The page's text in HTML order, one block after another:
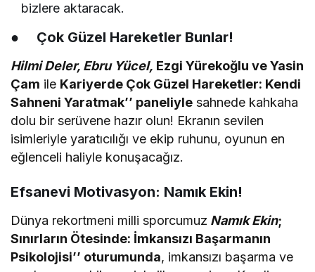
bizlere aktaracak.
● Çok Güzel Hareketler Bunlar!
Hilmi Deler, Ebru Yücel, Ezgi Yürekoğlu ve Yasin
Çam ile Kariyerde Çok Güzel Hareketler: Kendi
Sahneni Yaratmak’’ paneliyle sahnede kahkaha
dolu bir serüvene hazır olun! Ekranın sevilen
isimleriyle yaratıcılığı ve ekip ruhunu, oyunun en
eğlenceli haliyle konuşacağız.
Efsanevi Motivasyon: Namık Ekin!
Dünya rekortmeni milli sporcumuz Namık Ekin;
Sınırların Ötesinde: İmkansızı Başarmanın
Psikolojisi’’ oturumunda, imkansızı başarma ve